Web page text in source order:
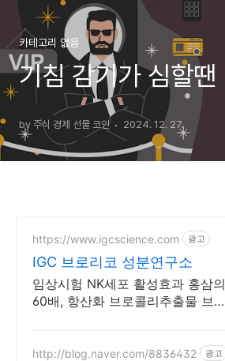
카테고리 없음
기침 감기가 심할땐
by 주식 경제 선물 코인 2024. 12. 27.
https://www.igcscience.com 광고
IGC 브로리코 성분연구소
임상시험 NK세포 활성효과 홍삼의
60배, 항산화 브로콜리추출물 브로
http://blog.naver.com/8836432 광고